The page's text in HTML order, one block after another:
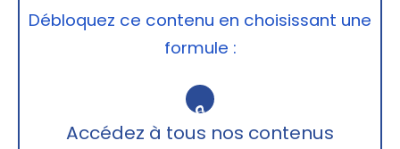
Débloquez ce contenu en choisissant une
formule :
🔒
Accédez à tous nos contenus